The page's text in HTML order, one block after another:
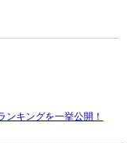
ンキングを一挙公開！